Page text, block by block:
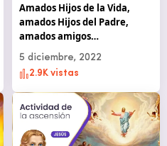
Amados Hijos de la Vida,
amados Hijos del Padre,
amados amigos…
5 diciembre, 2022
2.9K vistas